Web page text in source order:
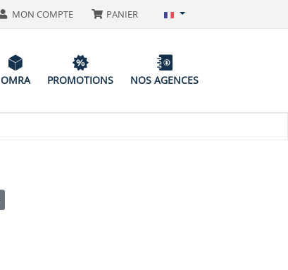
MON COMPTE PANIER
OMRA PROMOTIONS NOS AGENCES